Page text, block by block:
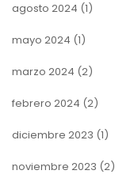
agosto 2024 (1)
mayo 2024 (1)
marzo 2024 (2)
febrero 2024 (2)
diciembre 2023 (1)
noviembre 2023 (2)